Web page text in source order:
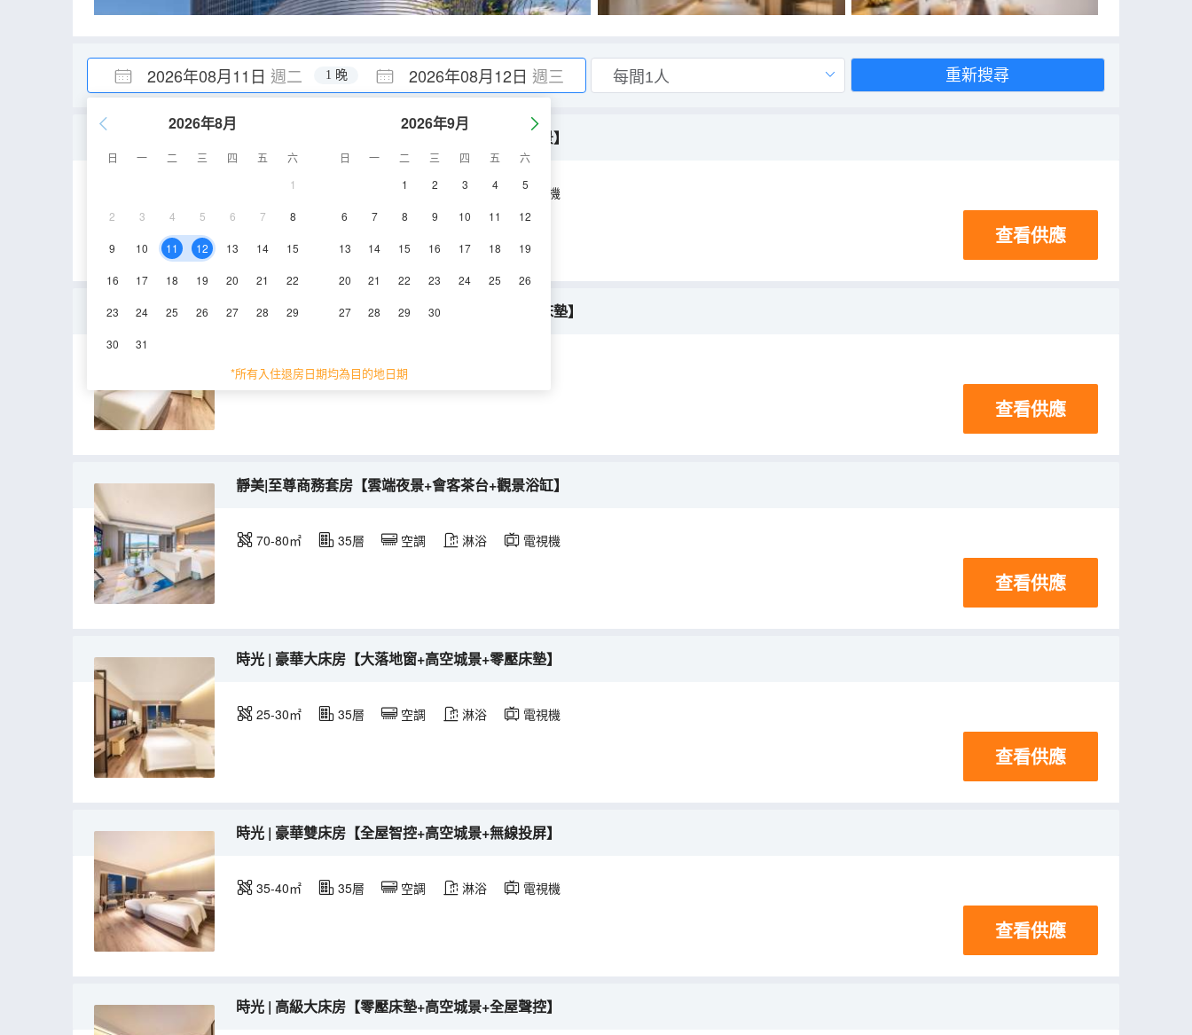
2026年08月11日 週二 2026年08月12日 週三
1 晚
2026年8月
日 一 二 三 四 五
六
1
2 3 4 5 6 7 8
9 10 11 12 13 14 15
16 17 18 19 20 21 22
23 24 25 26 27 28 29
30 31
2026年9月
日 一 二 三 四 五
六
1
2 3 4 5
6 7 8 9 10 11 12
13 14 15 16 17 18 19
20 21 22 23 24 25 26
27 28 29 30
*所有入住退房日期均為目的地日期
重新搜尋
靜美|機麻商務套房【雙人浴缸+全屋智控+雲端城景】
70-80㎡ 空調 淋浴 電視機
查看供應
時光|雅緻高級大床房【全屋智能+高空城景+零壓床墊】
25㎡ 35層 空調
查看供應
靜美|至尊商務套房【雲端夜景+會客茶台+觀景浴缸】
70-80㎡ 35層 空調 淋浴 電視機
查看供應
時光 | 豪華大床房【大落地窗+高空城景+零壓床墊】
25-30㎡ 35層 空調 淋浴 電視機
查看供應
時光 | 豪華雙床房【全屋智控+高空城景+無線投屏】
35-40㎡ 35層 空調 淋浴 電視機
查看供應
時光 | 高級大床房【零壓床墊+高空城景+全屋聲控】